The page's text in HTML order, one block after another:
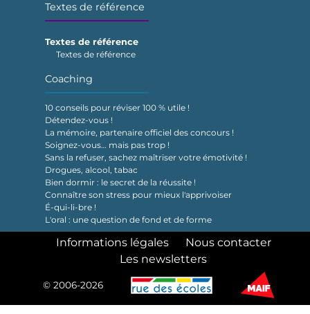
Textes de référence
Textes de référence
Textes de référence
Coaching
10 conseils pour réviser 100 % utile !
Détendez-vous !
La mémoire, partenaire officiel des concours !
Soignez-vous… mais pas trop !
Sans la refuser, sachez maîtriser votre émotivité !
Drogues, alcool, tabac
Bien dormir : le secret de la réussite !
Connaître son stress pour mieux l'apprivoiser
É-qui-li-bre !
L'oral : une question de fond et de forme
Informations légales
Nous contacter
Les newsletters
© 2006-2026